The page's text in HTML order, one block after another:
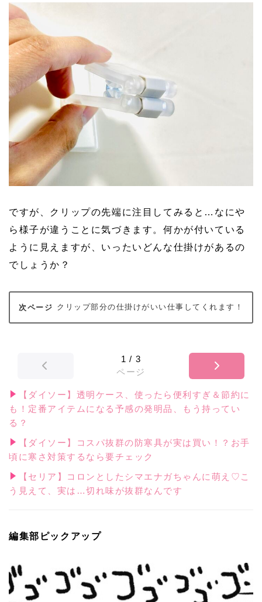
ですが、クリップの先端に注目してみると…なにや
ら様子が違うことに気づきます。何かが付いている
ように見えますが、いったいどんな仕掛けがあるの
でしょうか？
クリップ部分の仕掛けがいい仕事してくれます！
1 / 3
ページ
【ダイソー】透明ケース、使ったら便利すぎ＆節約に
も！定番アイテムになる予感の発明品、もう持ってい
る？
【ダイソー】コスパ抜群の防寒具が実は買い！？お手
頃に寒さ対策するなら要チェック
【セリア】コロンとしたシマエナガちゃんに萌え♡こ
う見えて、実は…切れ味が抜群なんです
編集部ピックアップ